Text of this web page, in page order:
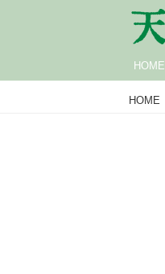
HOME
HOME